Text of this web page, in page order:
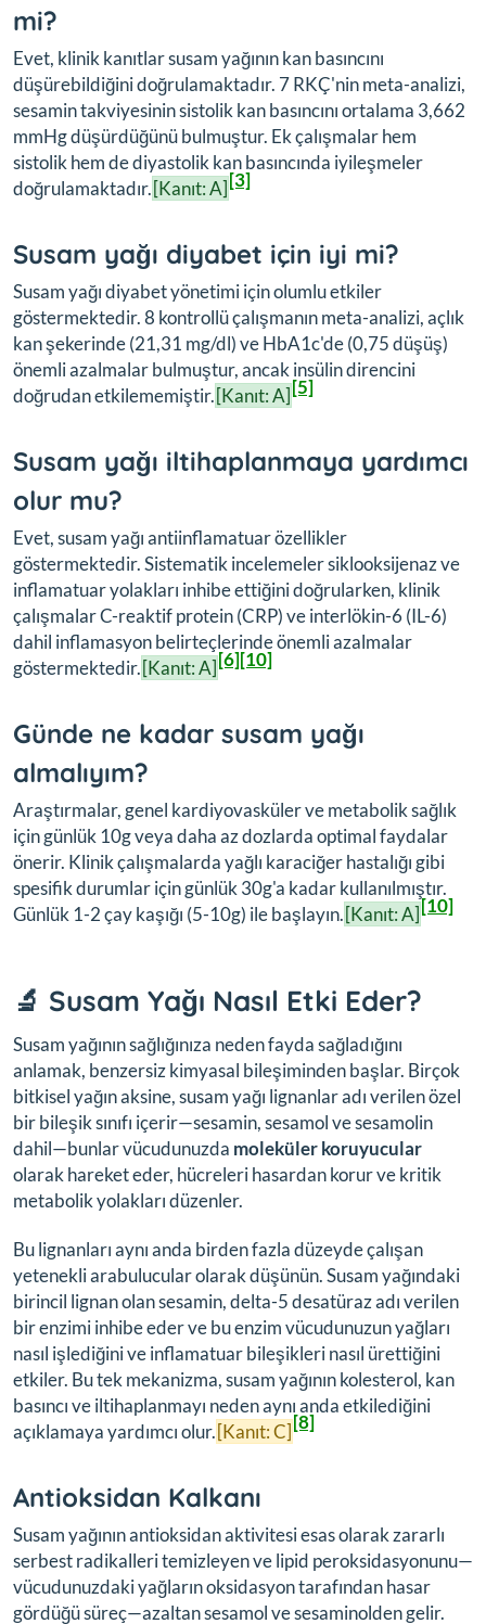
mi?
Evet, klinik kanıtlar susam yağının kan basıncını
düşürebildiğini doğrulamaktadır. 7 RKÇ'nin meta-analizi,
sesamin takviyesinin sistolik kan basıncını ortalama 3,662
mmHg düşürdüğünü bulmuştur. Ek çalışmalar hem
sistolik hem de diyastolik kan basıncında iyileşmeler
doğrulamaktadır.[Kanıt: A][3]
Susam yağı diyabet için iyi mi?
Susam yağı diyabet yönetimi için olumlu etkiler
göstermektedir. 8 kontrollü çalışmanın meta-analizi, açlık
kan şekerinde (21,31 mg/dl) ve HbA1c'de (0,75 düşüş)
önemli azalmalar bulmuştur, ancak insülin direncini
doğrudan etkilememiştir.[Kanıt: A][5]
Susam yağı iltihaplanmaya yardımcı
olur mu?
Evet, susam yağı antiinflamatuar özellikler
göstermektedir. Sistematik incelemeler siklooksijenaz ve
inflamatuar yolakları inhibe ettiğini doğrularken, klinik
çalışmalar C-reaktif protein (CRP) ve interlökin-6 (IL-6)
dahil inflamasyon belirteçlerinde önemli azalmalar
göstermektedir.[Kanıt: A][6][10]
Günde ne kadar susam yağı
almalıyım?
Araştırmalar, genel kardiyovasküler ve metabolik sağlık
için günlük 10g veya daha az dozlarda optimal faydalar
önerir. Klinik çalışmalarda yağlı karaciğer hastalığı gibi
spesifik durumlar için günlük 30g'a kadar kullanılmıştır.
Günlük 1-2 çay kaşığı (5-10g) ile başlayın.[Kanıt: A][10]
🔬 Susam Yağı Nasıl Etki Eder?
Susam yağının sağlığınıza neden fayda sağladığını
anlamak, benzersiz kimyasal bileşiminden başlar. Birçok
bitkisel yağın aksine, susam yağı lignanlar adı verilen özel
bir bileşik sınıfı içerir—sesamin, sesamol ve sesamolin
dahil—bunlar vücudunuzda moleküler koruyucular
olarak hareket eder, hücreleri hasardan korur ve kritik
metabolik yolakları düzenler.
Bu lignanları aynı anda birden fazla düzeyde çalışan
yetenekli arabulucular olarak düşünün. Susam yağındaki
birincil lignan olan sesamin, delta-5 desatüraz adı verilen
bir enzimi inhibe eder ve bu enzim vücudunuzun yağları
nasıl işlediğini ve inflamatuar bileşikleri nasıl ürettiğini
etkiler. Bu tek mekanizma, susam yağının kolesterol, kan
basıncı ve iltihaplanmayı neden aynı anda etkilediğini
açıklamaya yardımcı olur.[Kanıt: C][8]
Antioksidan Kalkanı
Susam yağının antioksidan aktivitesi esas olarak zararlı
serbest radikalleri temizleyen ve lipid peroksidasyonunu—
vücudunuzdaki yağların oksidasyon tarafından hasar
gördüğü süreç—azaltan sesamol ve sesaminolden gelir.